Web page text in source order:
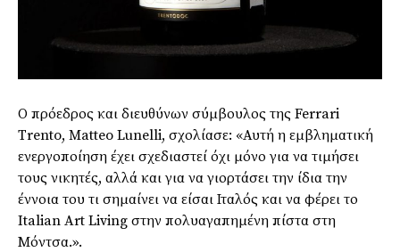
Ο πρόεδρος και διευθύνων σύμβουλος της Ferrari
Trento, Matteo Lunelli, σχολίασε: «Αυτή η εμβληματική
ενεργοποίηση έχει σχεδιαστεί όχι μόνο για να τιμήσει
τους νικητές, αλλά και για να γιορτάσει την ίδια την
έννοια του τι σημαίνει να είσαι Ιταλός και να φέρει το
Italian Art Living στην πολυαγαπημένη πίστα στη
Μόντσα.».